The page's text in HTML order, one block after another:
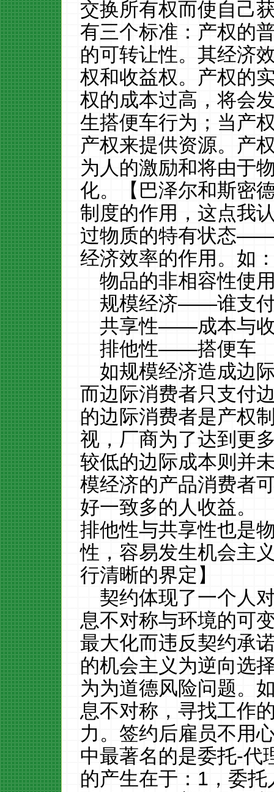
交换所有权而使自己
有三个标准：产权的
的可转让性。其经济
权和收益权。产权的
权的成本过高，将会
生搭便车行为；当产
产权来提供资源。产
为人的激励和将由于
化。【巴泽尔和斯密
制度的作用，这点我
过物质的特有状态
经济效率的作用。如
物品的非相容性使
规模经济——谁支付
共享性——成本与
排他性——搭便车
如规模经济造成边
而边际消费者只支付
的边际消费者是产权
视，厂商为了达到更
较低的边际成本则并
模经济的产品消费者
好一致多的人收益。
排他性与共享性也是
性，容易发生机会主
行清晰的界定】
契约体现了一个人
息不对称与环境的可
最大化而违反契约承
的机会主义为逆向选
为为道德风险问题。
息不对称，寻找工作
力。签约后雇员不用
中最著名的是委托-代
的产生在于：1，委托